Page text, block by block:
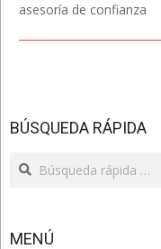
asesoría de confianza
BÚSQUEDA RÁPIDA
Search
MENÚ